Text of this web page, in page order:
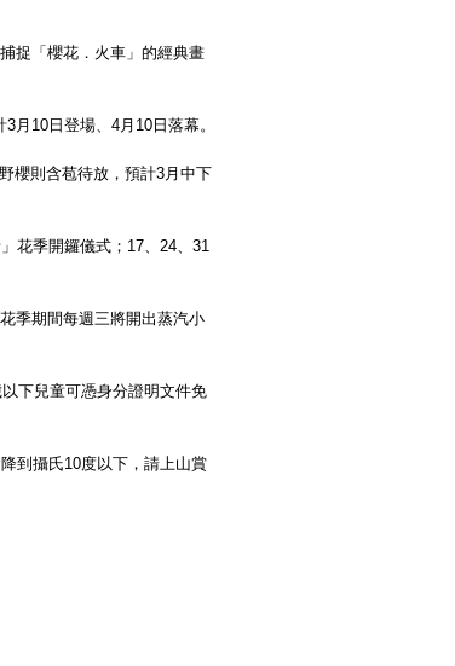
捉「櫻花．火車」的經典畫
月10日登場、4月10日落幕。
櫻則含苞待放，預計3月中下
花季開鑼儀式；17、24、31
季期間每週三將開出蒸汽小
下兒童可憑身分證明文件免
到攝氏10度以下，請上山賞